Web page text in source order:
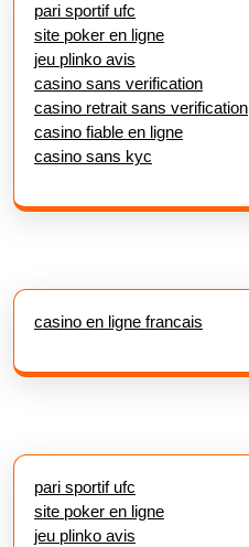
pari sportif ufc
site poker en ligne
jeu plinko avis
casino sans verification
casino retrait sans verification
casino fiable en ligne
casino sans kyc
casino en ligne francais
pari sportif ufc
site poker en ligne
jeu plinko avis